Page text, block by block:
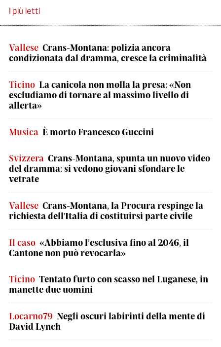
I più letti
Vallese Crans-Montana: polizia ancora
condizionata dal dramma, cresce la criminalità
Ticino La canicola non molla la presa: «Non
escludiamo di tornare al massimo livello di
allerta»
Musica È morto Francesco Guccini
Svizzera Crans-Montana, spunta un nuovo video
del dramma: si vedono giovani sfondare le
vetrate
Vallese Crans-Montana, la Procura respinge la
richiesta dell'Italia di costituirsi parte civile
Il caso «Abbiamo l’esclusiva fino al 2046, il
Cantone non può revocarla»
Ticino Tentato furto con scasso nel Luganese, in
manette due uomini
Locarno79 Negli oscuri labirinti della mente di
David Lynch